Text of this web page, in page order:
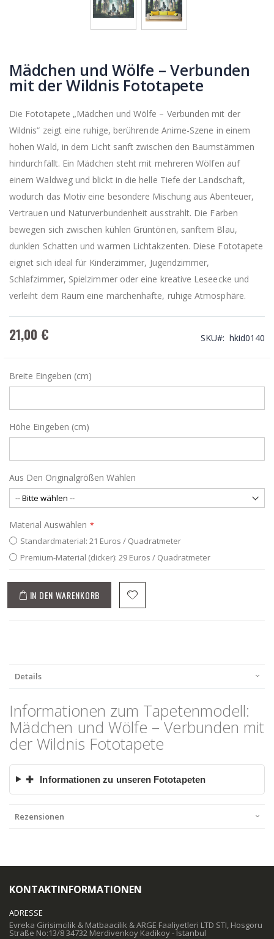
Mädchen und Wölfe – Verbunden
mit der Wildnis Fototapete
Die Fototapete „Mädchen und Wölfe – Verbunden mit der
Wildnis“ zeigt eine ruhige, berührende Anime-Szene in einem
hohen Wald, in dem Licht sanft zwischen den Baumstämmen
hindurchfällt. Ein Mädchen steht mit mehreren Wölfen auf
einem Waldweg und blickt in die helle Tiefe der Landschaft,
wodurch das Motiv eine besondere Mischung aus Abenteuer,
Vertrauen und Naturverbundenheit ausstrahlt. Die Farben
bewegen sich zwischen kühlen Grüntönen, sanftem Blau,
dunklen Schatten und warmen Lichtakzenten. Diese Fototapete
eignet sich ideal für Kinderzimmer, Jugendzimmer,
Schlafzimmer, Spielzimmer oder eine kreative Leseecke und
verleiht dem Raum eine märchenhafte, ruhige Atmosphäre.
21,00 € SKU hkid0140
Breite Eingeben (cm)
Höhe Eingeben (cm)
Aus Den Originalgrößen Wählen
Material Auswählen
Standardmaterial: 21 Euros / Quadratmeter
Premium-Material (dicker): 29 Euros / Quadratmeter
IN DEN WARENKORB
Details
Informationen zum Tapetenmodell:
Mädchen und Wölfe – Verbunden mit
der Wildnis Fototapete
✚ Informationen zu unseren Fototapeten
Rezensionen
KONTAKTINFORMATIONEN
ADRESSE
Evreka Girisimcilik & Matbaacilik & ARGE Faaliyetleri LTD STI, Hosgoru
Straße No:13/8 34732 Merdivenkoy Kadikoy - Istanbul